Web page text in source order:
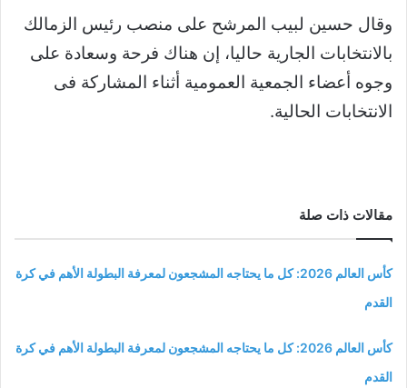
وقال حسين لبيب المرشح على منصب رئيس الزمالك
بالانتخابات الجارية حاليا، إن هناك فرحة وسعادة على
وجوه أعضاء الجمعية العمومية أثناء المشاركة فى
الانتخابات الحالية.
مقالات ذات صلة
كأس العالم 2026: كل ما يحتاجه المشجعون لمعرفة البطولة الأهم في كرة
القدم
كأس العالم 2026: كل ما يحتاجه المشجعون لمعرفة البطولة الأهم في كرة
القدم